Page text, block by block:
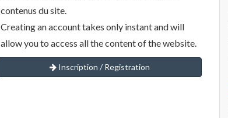
contenus du site.
Creating an account takes only instant and will
allow you to access all the content of the website.
Inscription / Registration